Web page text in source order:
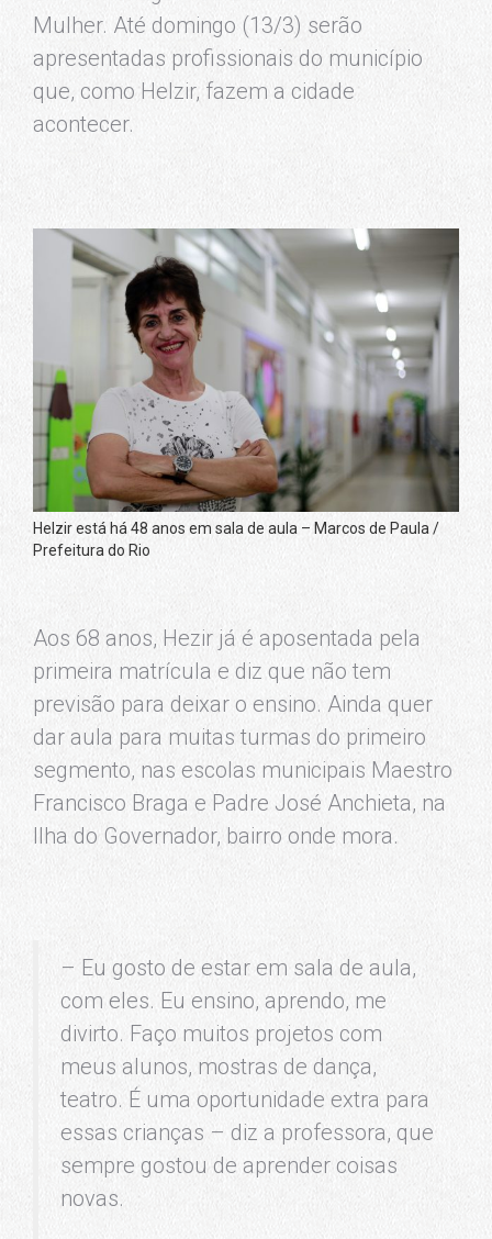
Mulher. Até domingo (13/3) serão
apresentadas profissionais do município
que, como Helzir, fazem a cidade
acontecer.
Helzir está há 48 anos em sala de aula – Marcos de Paula /
Prefeitura do Rio
Aos 68 anos, Hezir já é aposentada pela
primeira matrícula e diz que não tem
previsão para deixar o ensino. Ainda quer
dar aula para muitas turmas do primeiro
segmento, nas escolas municipais Maestro
Francisco Braga e Padre José Anchieta, na
Ilha do Governador, bairro onde mora.
– Eu gosto de estar em sala de aula,
com eles. Eu ensino, aprendo, me
divirto. Faço muitos projetos com
meus alunos, mostras de dança,
teatro. É uma oportunidade extra para
essas crianças – diz a professora, que
sempre gostou de aprender coisas
novas.